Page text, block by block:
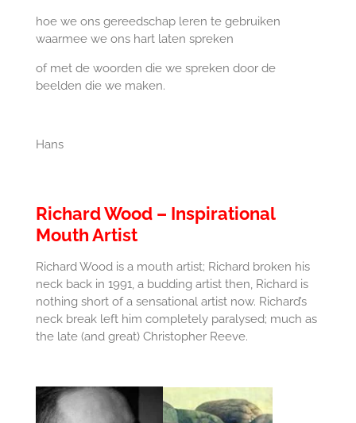
hoe we ons gereedschap leren te gebruiken
waarmee we ons hart laten spreken
of met de woorden die we spreken door de
beelden die we maken.
Hans
Richard Wood – Inspirational
Mouth Artist
Richard Wood is a mouth artist; Richard broken his
neck back in 1991, a budding artist then, Richard is
nothing short of a sensational artist now. Richard’s
neck break left him completely paralysed; much as
the late (and great) Christopher Reeve.